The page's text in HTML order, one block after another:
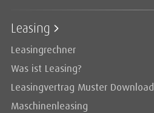
Leasing
Leasingrechner
Was ist Leasing?
Leasingvertrag Muster Download
Maschinenleasing